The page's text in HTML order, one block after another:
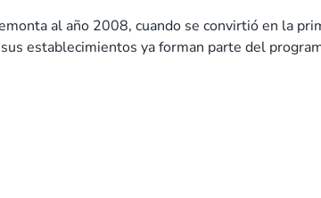
al año 2008, cuando se convirtió en la
establecimientos ya forman parte del